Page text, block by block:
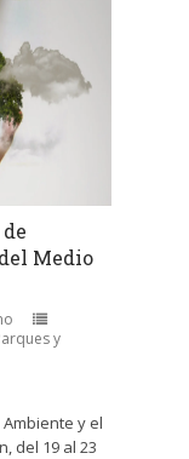
Medio
y
y el
del 19 al 23